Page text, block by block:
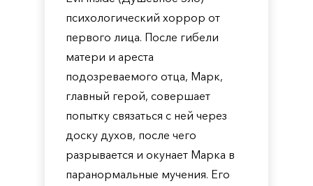
психологический хоррор от
первого лица. После гибели
матери и ареста
подозреваемого отца, Марк,
главный герой, совершает
попытку связаться с ней через
доску духов, после чего
разрывается и окунает Марка в
паранормальные мучения. Его